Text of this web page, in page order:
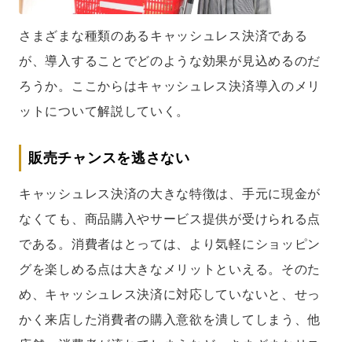
さまざまな種類のあるキャッシュレス決済である
が、導入することでどのような効果が見込めるのだ
ろうか。ここからはキャッシュレス決済導入のメリ
ットについて解説していく。
販売チャンスを逃さない
キャッシュレス決済の大きな特徴は、手元に現金が
なくても、商品購入やサービス提供が受けられる点
である。消費者はとっては、より気軽にショッピン
グを楽しめる点は大きなメリットといえる。そのた
め、キャッシュレス決済に対応していないと、せっ
かく来店した消費者の購入意欲を潰してしまう、他